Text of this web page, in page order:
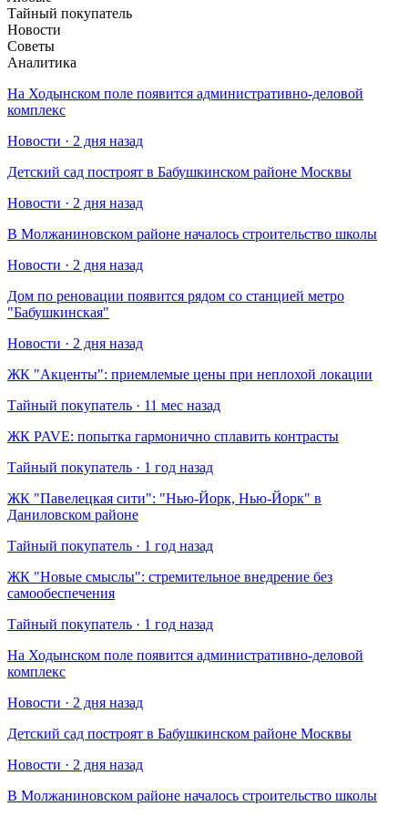
Тайный покупатель
Новости
Советы
Аналитика
На Ходынском поле появится административно-деловой
комплекс
Новости · 2 дня назад
Детский сад построят в Бабушкинском районе Москвы
Новости · 2 дня назад
В Молжаниновском районе началось строительство школы
Новости · 2 дня назад
Дом по реновации появится рядом со станцией метро
"Бабушкинская"
Новости · 2 дня назад
​ЖК "Акценты": приемлемые цены при неплохой локации
Тайный покупатель · 11 мес назад
​ЖК PAVE: попытка гармонично сплавить контрасты
Тайный покупатель · 1 год назад
​ЖК "Павелецкая сити": "Нью-Йорк, Нью-Йорк" в
Даниловском районе
Тайный покупатель · 1 год назад
​ЖК "Новые смыслы": стремительное внедрение без
самообеспечения
Тайный покупатель · 1 год назад
На Ходынском поле появится административно-деловой
комплекс
Новости · 2 дня назад
Детский сад построят в Бабушкинском районе Москвы
Новости · 2 дня назад
В Молжаниновском районе началось строительство школы